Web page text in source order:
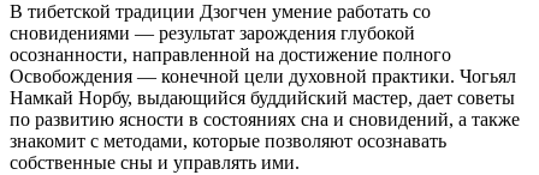
В тибетской традиции Дзогчен умение работать со
сновидениями — результат зарождения глубокой
осознанности, направленной на достижение полного
Освобождения — конечной цели духовной практики. Чогьял
Намкай Норбу, выдающийся буддийский мастер, дает советы
по развитию ясности в состояниях сна и сновидений, а также
знакомит с методами, которые позволяют осознавать
собственные сны и управлять ими.